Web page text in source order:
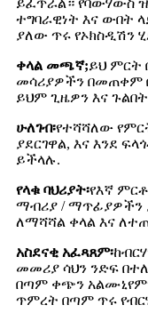
ተግባራዊነት እና ውበት
ያለው ጥሩ የኦክስዲሽን
ቀላል መጫኛ;ይህ ምርት
መሳሪያዎችን በመጠቀም
ይህም ጊዜዎን እና
ሁለገብ፡የተሻሻለው
ያደርገዋል, እና እንደ
ይችላሉ.
የላቁ ባህሪያት፡የእኛ
ማብሪያ / ማጥፊያዎችን
ለማሻሻል ቀላል እና
አስደናቂ አፈጻጸም፡
መመሪያ ሳህን ንድፍ
በጣም ቀጭን አልሙኒየምን
ጥምረት በጣም ጥሩ